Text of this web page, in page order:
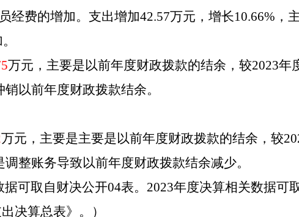
经费的增加。支出增加42.57万元，增长10.66%，
。
万元，主要是以前年度财政拨款的结余 ，较2023年
销以前年度财政拨款结余。
万元，主要是主要是以前年度财政拨款的结余 ，较
调整账务导致以前年度财政拨款结余减少。
据可取自财决公开04表。 2023年度决算相关数据可
决算总表》 。 ）